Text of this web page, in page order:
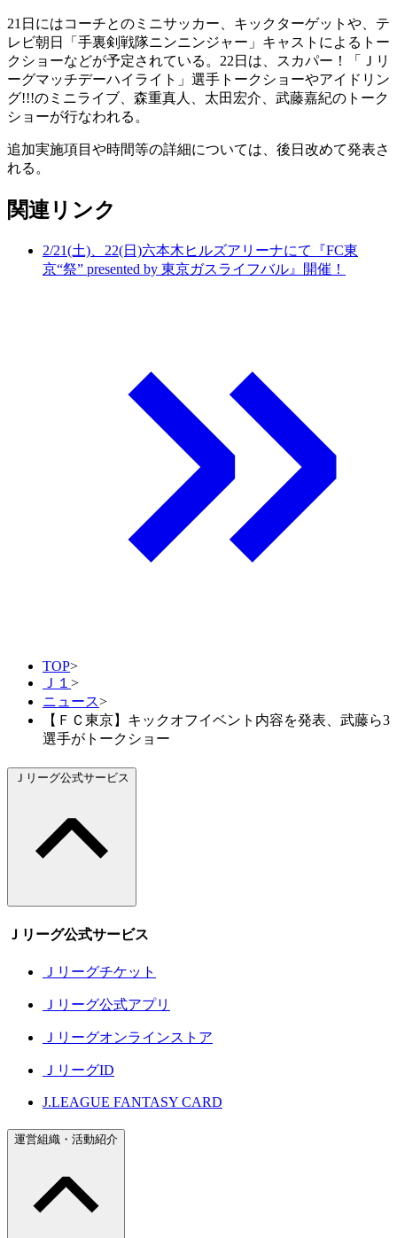
21日にはコーチとのミニサッカー、キックターゲットや、テ
レビ朝日「手裏剣戦隊ニンニンジャー」キャストによるトー
クショーなどが予定されている。22日は、スカパー！「Ｊリ
ーグマッチデーハイライト」選手トークショーやアイドリン
グ!!!のミニライブ、森重真人、太田宏介、武藤嘉紀のトーク
ショーが行なわれる。
追加実施項目や時間等の詳細については、後日改めて発表さ
れる。
関連リンク
2/21(土)、22(日)六本木ヒルズアリーナにて『FC東
京“祭” presented by 東京ガスライフバル』開催！
TOP>
Ｊ１ >
ニュース>
【ＦＣ東京】キックオフイベント内容を発表、武藤ら3
選手がトークショー
Ｊリーグ公式サービス
Ｊリーグ公式サービス
Ｊリーグチケット
Ｊリーグ公式アプリ
Ｊリーグオンラインストア
ＪリーグID
J.LEAGUE FANTASY CARD
運営組織・活動紹介